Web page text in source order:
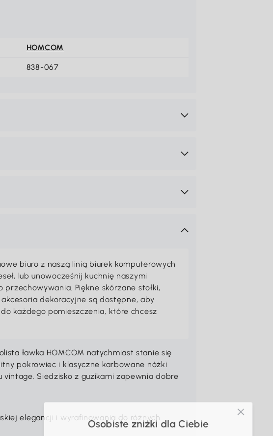
HOMCOM
838-067
biuro z naszą linią biurek komputerowych
lub unowocześnij kuchnię naszymi
przechowywania. Piękne skórzane stołki,
dekoracyjne są dostępne, aby
każdego pomieszczenia, które chcesz
ławka HOMCOM natychmiast stanie się
pokrowiec i klasyczne karbowane nóżki
Siedzisko z guzikami zapewnia dobre
elegancji i wyrafinowania do różnych
Osobiste zniżki dla Ciebie